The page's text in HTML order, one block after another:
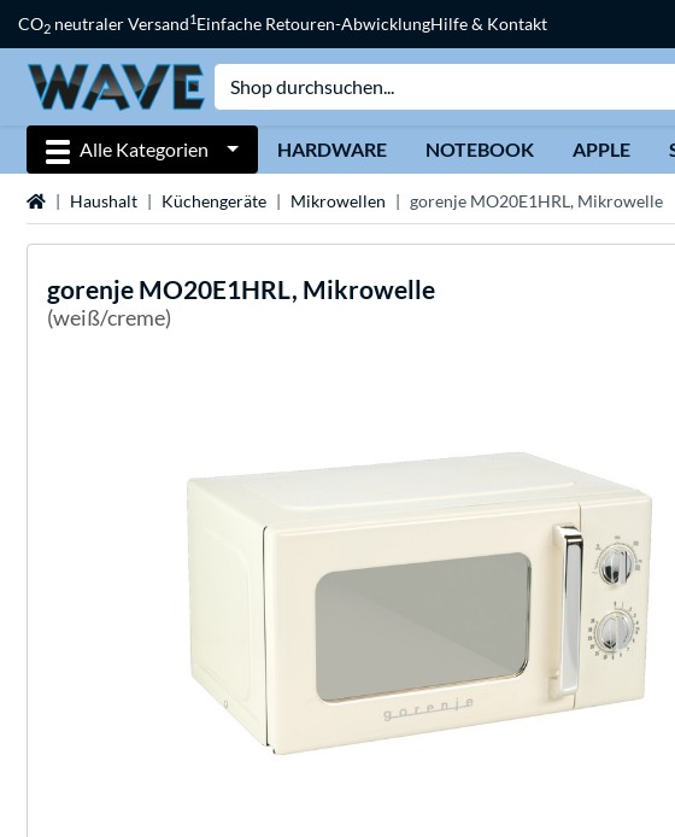
CO2 neutraler Versand1Einfache Retouren-AbwicklungHilfe & Kontakt
Alle Kategorien HARDWARE NOTEBOOK APPLE
StartseiteHaushalt Küchengeräte Mikrowellen gorenje MO20E1HRL, Mikrowelle
gorenje MO20E1HRL, Mikrowelle
(weiß/creme)